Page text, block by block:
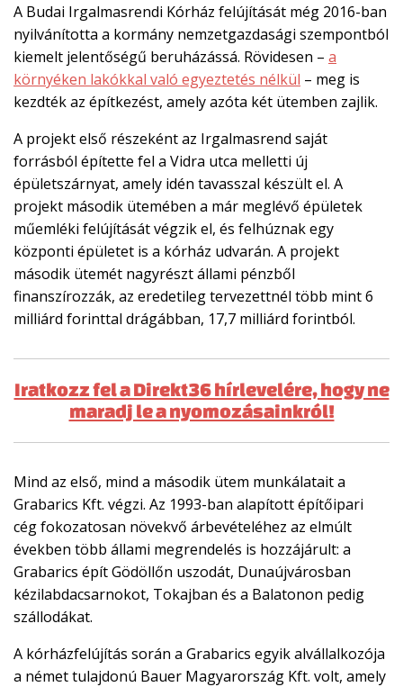
A Budai Irgalmasrendi Kórház felújítását még 2016-ban
nyilvánította a kormány nemzetgazdasági szempontból
kiemelt jelentőségű beruházássá. Rövidesen – a
környéken lakókkal való egyeztetés nélkül – meg is
kezdték az építkezést, amely azóta két ütemben zajlik.
A projekt első részeként az Irgalmasrend saját
forrásból építette fel a Vidra utca melletti új
épületszárnyat, amely idén tavasszal készült el. A
projekt második ütemében a már meglévő épületek
műemléki felújítását végzik el, és felhúznak egy
központi épületet is a kórház udvarán. A projekt
második ütemét nagyrészt állami pénzből
finanszírozzák, az eredetileg tervezettnél több mint 6
milliárd forinttal drágábban, 17,7 milliárd forintból.
Iratkozz fel a Direkt36 hírlevelére, hogy ne
maradj le a nyomozásainkról!
Mind az első, mind a második ütem munkálatait a
Grabarics Kft. végzi. Az 1993-ban alapított építőipari
cég fokozatosan növekvő árbevételéhez az elmúlt
években több állami megrendelés is hozzájárult: a
Grabarics épít Gödöllőn uszodát, Dunaújvárosban
kézilabdacsarnokot, Tokajban és a Balatonon pedig
szállodákat.
A kórházfelújítás során a Grabarics egyik alvállalkozója
a német tulajdonú Bauer Magyarország Kft. volt, amely